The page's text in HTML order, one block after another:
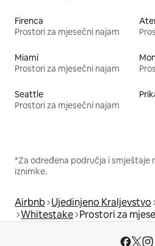
Firenca
Prostori za mjesečni najam
Miami
Prostori za mjesečni najam
Seattle
Prostori za mjesečni najam
*Za određena područja i smještaje
iznimke.
Airbnb Ujedinjeno Kraljevstvo
Whitestake Prostori za